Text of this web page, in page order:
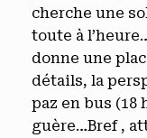
cherche une
toute à
donne une
détails, la
paz en bus (18
guère…Bref ,